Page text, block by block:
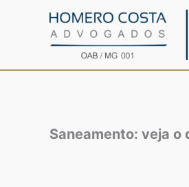
Saneamento: veja o